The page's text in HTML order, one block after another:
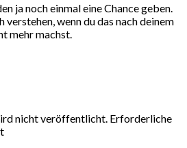
ja noch einmal eine Chance geben.
verstehen, wenn du das nach deinem
mehr machst.
nicht veröffentlicht. Erforderliche